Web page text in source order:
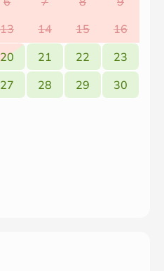
13 14 15
16
20 21 22
23
27 28 29
30